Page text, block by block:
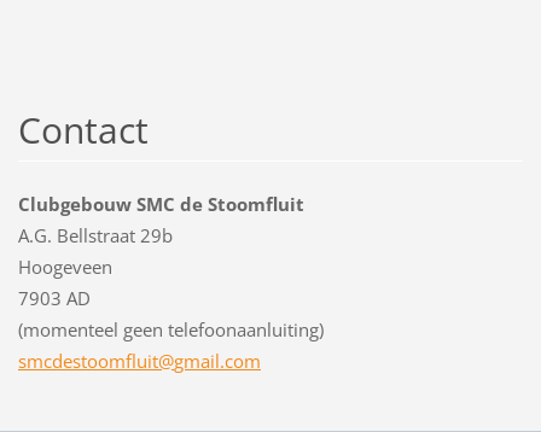
Contact
Clubgebouw SMC de Stoomfluit
A.G. Bellstraat 29b
Hoogeveen
7903 AD
(momenteel geen telefoonaanluiting)
smcdestoomfluit@gmail.com